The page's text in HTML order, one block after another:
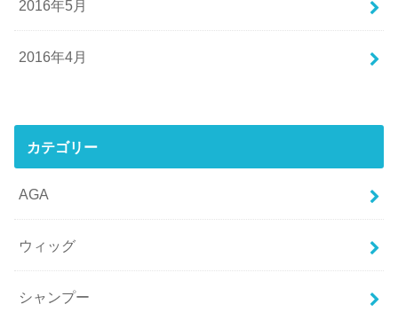
2016年5月
2016年4月
カテゴリー
AGA
ウィッグ
シャンプー